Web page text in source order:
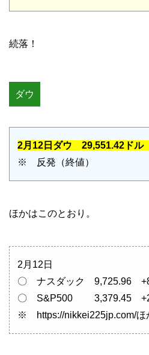
続落！
ダウ
2月12日ダウ 29,551.42ドル
※ 反発（終値）
ほかはこのとおり。
2月12日
〇 ナスダック 9,725.96
〇 S&P500 3,379.45
※ https://nikkei225jp.com/ほ